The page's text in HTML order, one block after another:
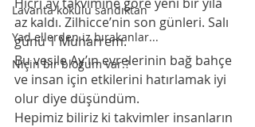
Lavanta kokulu sandıktan
Yad ellerden iz bırakanlar...
Niçin bir bloğum var.?
az kaldı. Zilhicce’nin son günleri. Salı
günü 1 Muharrem.
Bu vesile Ay’ın evrelerinin bağ bahçe
ve insan için etkilerini hatırlamak iyi
olur diye düşündüm.
Hepimiz biliriz ki takvimler insanların